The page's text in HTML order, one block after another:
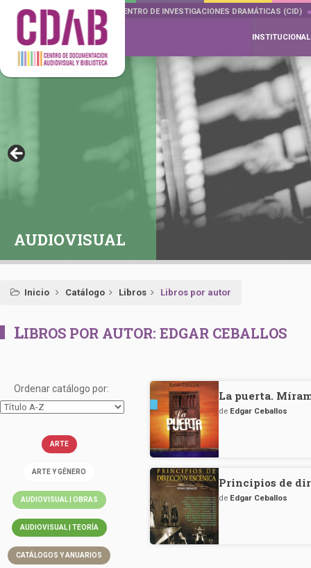
DOCUMENTA DRAMÁTICAS CENTRO DE INVESTIGACIONES DRAMÁTICAS (CID)
INSTITUCIONAL
AUDIOVISUAL
Inicio Catálogo Libros Libros por autor
LIBROS POR AUTOR: EDGAR CEBALLOS
Ordenar catálogo por:
ARTE
ARTE Y GÉNERO
AUDIOVISUAL | OBRAS
AUDIOVISUAL | TEORÍA
CATÁLOGOS Y ANUARIOS
La puerta.
de Edgar Ceballos
Principios de
de Edgar Ceballos